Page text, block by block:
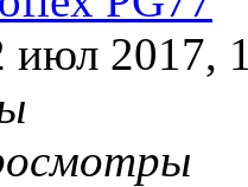
июл 2017,